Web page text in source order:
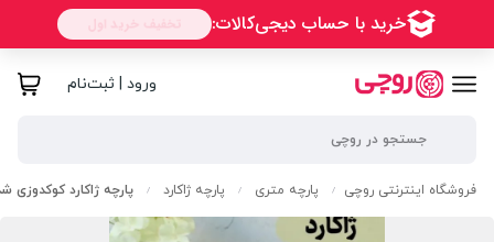
ورود | ثبت‌نام
فروشگاه اینترنتی روچی / پارچه متری / پارچه ژاکارد / پارچه ژاکارد کوکدوزی